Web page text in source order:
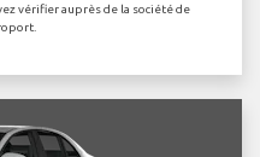
vérifier auprès de la société de